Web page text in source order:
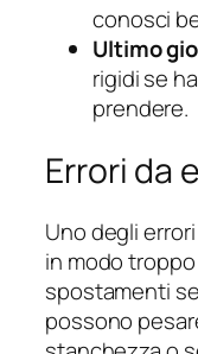
conosci
Ultimo
rigidi se
prendere.
Errori da
Uno degli
in modo
spostamenti
possono